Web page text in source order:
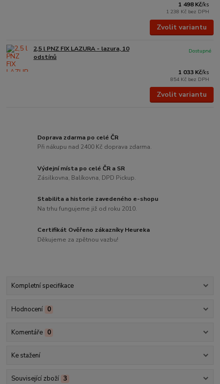
1 498 Kč/ks
1 238 Kč bez DPH
Zvolit variantu
2,5 l PNZ FIX LAZURA - lazura, 10
odstínů
1 033 Kč/ks
854 Kč bez DPH
Dostupné
Zvolit variantu
Doprava zdarma po celé ČR
Při nákupu nad 2400 Kč doprava zdarma.
Výdejní místa po celé ČR a SR
Zásilkovna, Balíkovna, DPD Pickup.
Stabilita a historie zavedeného e-shopu
Na trhu fungujeme již od roku 2010.
Certifikát Ověřeno zákazníky Heureka
Děkujeme za zpětnou vazbu!
Kompletní specifikace
Hodnocení 0
Komentáře 0
Ke stažení
Související zboží 3